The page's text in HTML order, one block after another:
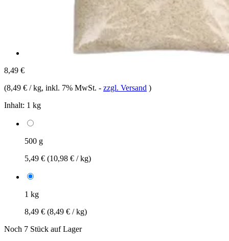
8,49 €
(8,49 € / kg, inkl. 7% MwSt. - zzgl. Versand )
Inhalt: 1 kg
500 g
5,49 € (10,98 € / kg)
1 kg
8,49 € (8,49 € / kg)
Noch 7 Stück auf Lager